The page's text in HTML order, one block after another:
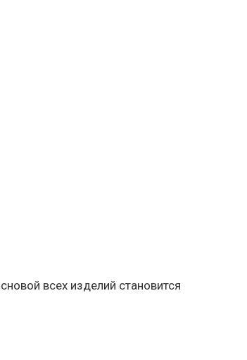
всех изделий становится